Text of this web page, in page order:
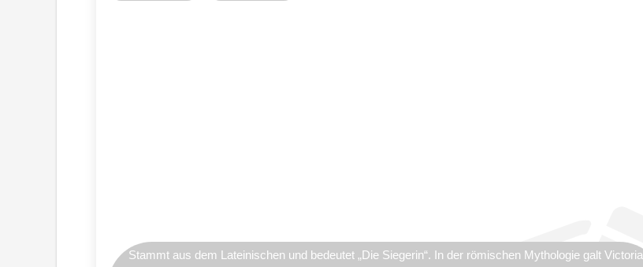
Stammt aus dem Lateinischen und bedeutet „Die Siegerin“. In der römischen Mythologie galt Victoria